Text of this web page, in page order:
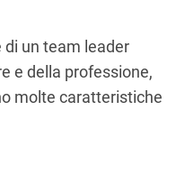
un team leader
e della professione,
molte caratteristiche